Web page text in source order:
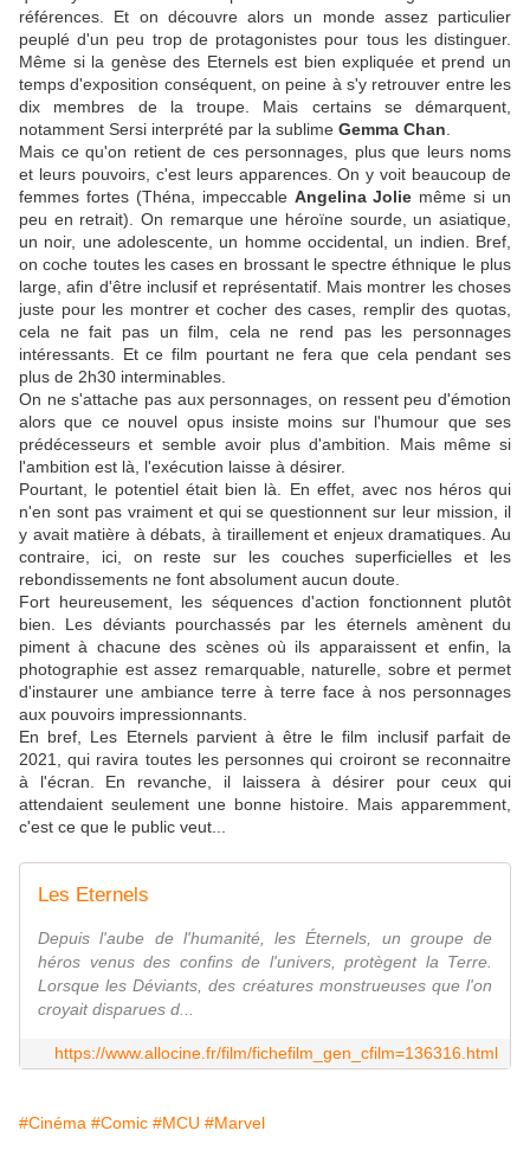
références. Et on découvre alors un monde assez particulier
peuplé d'un peu trop de protagonistes pour tous les distinguer.
Même si la genèse des Eternels est bien expliquée et prend un
temps d'exposition conséquent, on peine à s'y retrouver entre les
dix membres de la troupe. Mais certains se démarquent,
notamment Sersi interprété par la sublime Gemma Chan
Mais ce qu'on retient de ces personnages, plus que leurs noms
et leurs pouvoirs, c'est leurs apparences. On y voit beaucoup de
femmes fortes (Théna, impeccable Angelina Jolie même si un
peu en retrait). On remarque une héroïne sourde, un asiatique,
un noir, une adolescente, un homme occidental, un indien. Bref,
on coche toutes les cases en brossant le spectre éthnique le plus
large, afin d'être inclusif et représentatif. Mais montrer les choses
juste pour les montrer et cocher des cases, remplir des quotas,
cela ne fait pas un film, cela ne rend pas les personnages
intéressants. Et ce film pourtant ne fera que cela pendant ses
plus de 2h30 interminables.
On ne s'attache pas aux personnages, on ressent peu d'émotion
alors que ce nouvel opus insiste moins sur l'humour que ses
prédécesseurs et semble avoir plus d'ambition. Mais même si
l'ambition est là, l'exécution laisse à désirer.
Pourtant, le potentiel était bien là. En effet, avec nos héros qui
n'en sont pas vraiment et qui se questionnent sur leur mission, il
y avait matière à débats, à tiraillement et enjeux dramatiques. Au
contraire, ici, on reste sur les couches superficielles et les
rebondissements ne font absolument aucun doute.
Fort heureusement, les séquences d'action fonctionnent plutôt
bien. Les déviants pourchassés par les éternels amènent du
piment à chacune des scènes où ils apparaissent et enfin, la
photographie est assez remarquable, naturelle, sobre et permet
d'instaurer une ambiance terre à terre face à nos personnages
aux pouvoirs impressionnants.
En bref, Les Eternels parvient à être le film inclusif parfait de
2021, qui ravira toutes les personnes qui croiront se reconnaitre
à l'écran. En revanche, il laissera à désirer pour ceux qui
attendaient seulement une bonne histoire. Mais apparemment,
c'est ce que le public veut...
Les Eternels
Depuis l'aube de l'humanité, les Éternels, un groupe de
héros venus des confins de l'univers, protègent la Terre.
Lorsque les Déviants, des créatures monstrueuses que l'on
croyait disparues d...
https://www.allocine.fr/film/fichefilm_gen_cfilm=136316.html
#Cinéma #Comic #MCU #Marvel